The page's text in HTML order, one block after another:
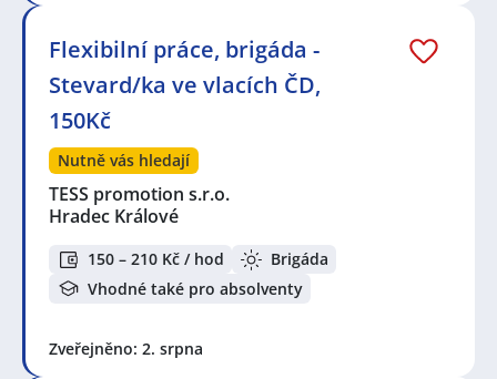
Flexibilní práce, brigáda -
Stevard/ka ve vlacích ČD,
150Kč
Nutně vás hledají
TESS promotion s.r.o.
Hradec Králové
150 – 210 Kč / hod
Brigáda
Vhodné také pro absolventy
Zveřejněno: 2. srpna